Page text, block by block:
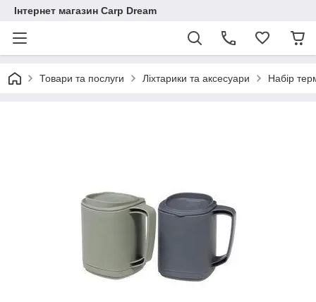
Інтернет магазин Carp Dream
Товари та послуги Ліхтарики та аксесуари Набір